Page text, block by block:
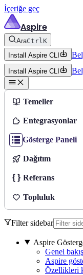
İçeriğe geç
Aspire
AraCtrlK
Install Aspire CLI
Install Aspire CLI
Temeller
Entegrasyonlar
Gösterge Paneli
Dağıtım
Referans
Topluluk
Filter sidebar
Aspire
Genel bakış
Aspire
Özellikleri